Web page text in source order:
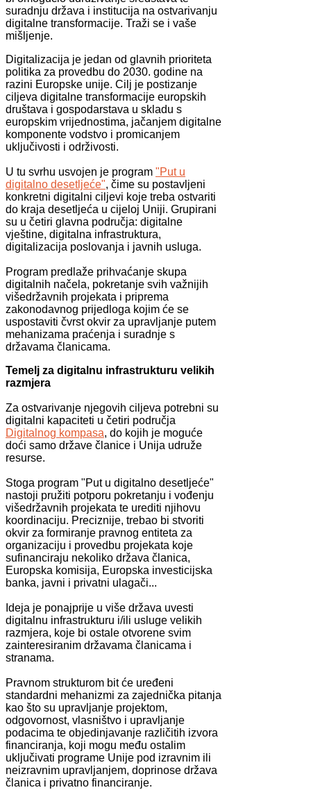
suradnju država i institucija na ostvarivanju
digitalne transformacije. Traži se i vaše
mišljenje.
Digitalizacija je jedan od glavnih prioriteta
politika za provedbu do 2030. godine na
razini Europske unije. Cilj je postizanje
ciljeva digitalne transformacije europskih
društava i gospodarstava u skladu s
europskim vrijednostima, jačanjem digitalne
komponente vodstvo i promicanjem
uključivosti i održivosti.
U tu svrhu usvojen je program "Put u
digitalno desetljeće", čime su postavljeni
konkretni digitalni ciljevi koje treba ostvariti
do kraja desetljeća u cijeloj Uniji. Grupirani
su u četiri glavna područja: digitalne
vještine, digitalna infrastruktura,
digitalizacija poslovanja i javnih usluga.
Program predlaže prihvaćanje skupa
digitalnih načela, pokretanje svih važnijih
višedržavnih projekata i priprema
zakonodavnog prijedloga kojim će se
uspostaviti čvrst okvir za upravljanje putem
mehanizama praćenja i suradnje s
državama članicama.
Temelj za digitalnu infrastrukturu velikih
razmjera
Za ostvarivanje njegovih ciljeva potrebni su
digitalni kapaciteti u četiri područja
Digitalnog kompasa, do kojih je moguće
doći samo države članice i Unija udruže
resurse.
Stoga program "Put u digitalno desetljeće"
nastoji pružiti potporu pokretanju i vođenju
višedržavnih projekata te urediti njihovu
koordinaciju. Preciznije, trebao bi stvoriti
okvir za formiranje pravnog entiteta za
organizaciju i provedbu projekata koje
sufinanciraju nekoliko država članica,
Europska komisija, Europska investicijska
banka, javni i privatni ulagači...
Ideja je ponajprije u više država uvesti
digitalnu infrastrukturu i/ili usluge velikih
razmjera, koje bi ostale otvorene svim
zainteresiranim državama članicama i
stranama.
Pravnom strukturom bit će uređeni
standardni mehanizmi za zajednička pitanja
kao što su upravljanje projektom,
odgovornost, vlasništvo i upravljanje
podacima te objedinjavanje različitih izvora
financiranja, koji mogu među ostalim
uključivati programe Unije pod izravnim ili
neizravnim upravljanjem, doprinose država
članica i privatno financiranje.